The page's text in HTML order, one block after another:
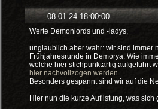
08.01.24 18:00:00
Werte Demonlords und -ladys,
unglaublich aber wahr: wir sind immer
Frühjahresrunde in Demorya. Wie
welche hier stichpunktartig aufgeführt
hier nachvollzogen werden.
Besonders gespannt sind wir auf die
Hier nun die kurze Auflistung, was sich